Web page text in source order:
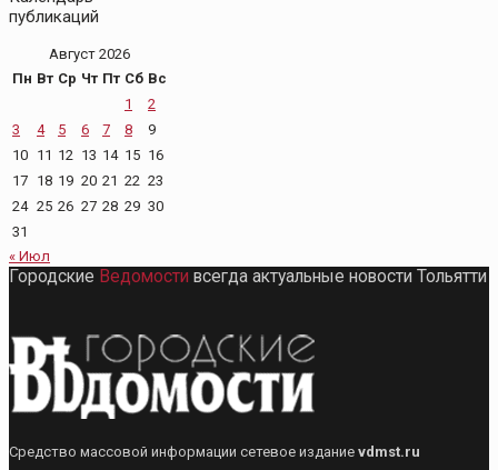
публикаций
Август 2026
Пн Вт Ср Чт Пт Сб Вс
1
2
3
4 5 6 7 8
9
10 11 12 13 14 15 16
17 18 19 20 21 22 23
24 25 26 27 28 29 30
31
« Июл
Городские Ведомости всегда актуальные новости Тольятти
Средство массовой информации сетевое издание vdmst.ru